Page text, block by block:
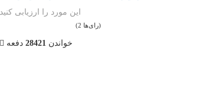
این مورد را ارزیابی کنید
(2 رای‌ها)
خواندن 28421دفعه